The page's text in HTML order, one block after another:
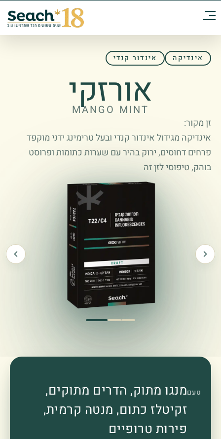
אינדיקה אינדור קנדי
אורזקי
MANGO MINT
זן מקור:
אינדיקה מגידול אינדור קנדי ובעל טרימינג ידני מוקפד
פרחים דחוסים, ירוק בהיר עם שערות כתומות ופרוסט
בוהק, טיפוסי לזן זה
טעםמנגו מתוק, הדרים מתוקים,
זקיטלז כתום, מנטה קרמית,
פירות טרופיים